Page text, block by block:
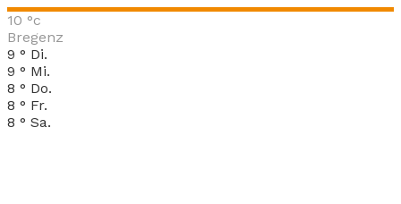
10 °c
Bregenz
9 ° Di.
9 ° Mi.
8 ° Do.
8 ° Fr.
8 ° Sa.